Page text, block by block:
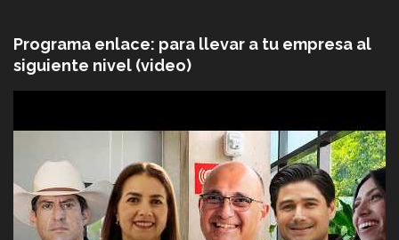
Programa enlace: para llevar a tu empresa al
siguiente nivel (video)